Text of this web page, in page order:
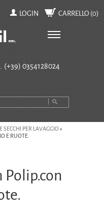
LOGIN CARRELLO (0)
(+39) 0354128024
SECCHI PER LAVAGGIO »
E RUOTE.
Polip.con